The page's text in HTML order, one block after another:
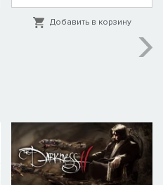
Добавить в корзину